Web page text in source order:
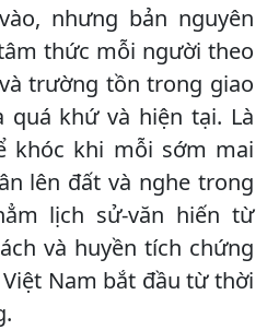
nhưng bản nguyên
thức mỗi người theo
trường tồn trong giao
khứ và hiện tại. Là
khóc khi mỗi sớm mai
lên đất và nghe trong
lịch sử-văn hiến từ
và huyền tích chứng
Nam bắt đầu từ thời